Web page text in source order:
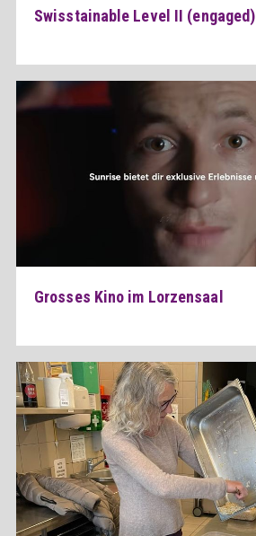
Swisstainable Level II (engaged)
Grosses Kino im Lorzensaal